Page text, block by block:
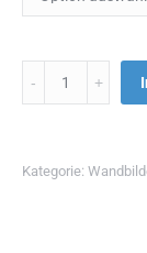
Menge
Kategorie: